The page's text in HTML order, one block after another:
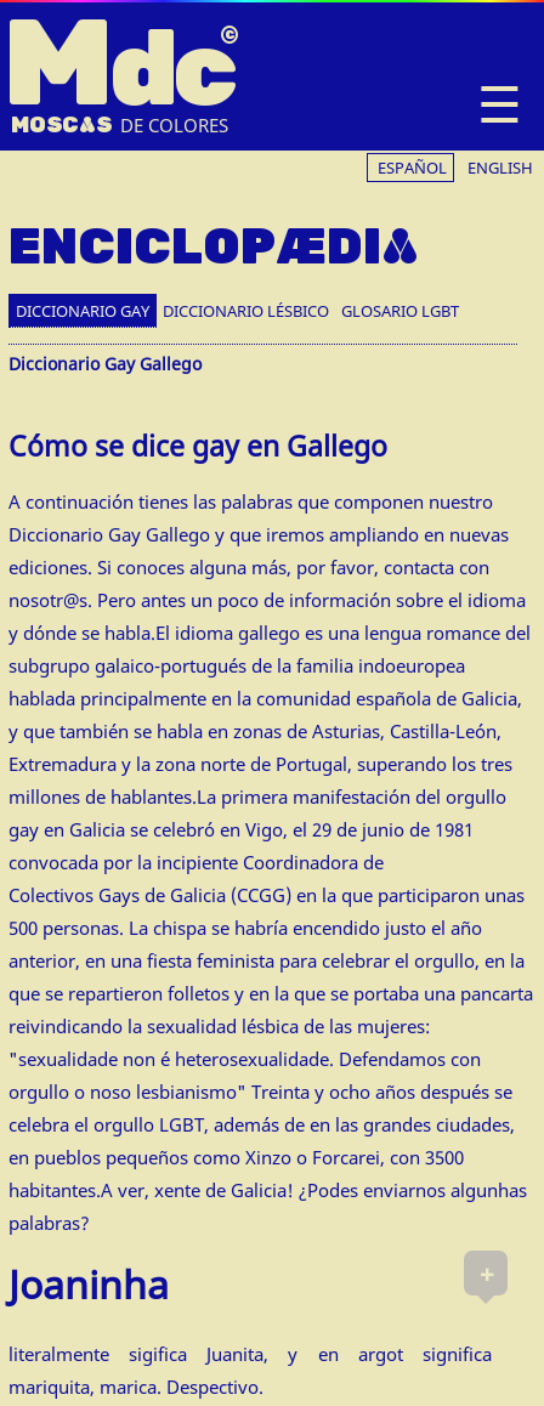
☰
Mdc
MOSCAS DE COLORES
ESPAÑOL ENGLISH
ENCICLOPÆDIA
DICCIONARIO GAY DICCIONARIO LÉSBICO GLOSARIO LGBT
Diccionario Gay Gallego
Cómo se dice gay en Gallego
A continuación tienes las palabras que componen nuestro
Diccionario Gay Gallego y que iremos ampliando en nuevas
ediciones. Si conoces alguna más, por favor, contacta con
nosotr@s. Pero antes un poco de información sobre el idioma
y dónde se habla.El idioma gallego es una lengua romance del
subgrupo galaico-portugués de la familia indoeuropea
hablada principalmente en la comunidad española de Galicia,
y que también se habla en zonas de Asturias, Castilla-León,
Extremadura y la zona norte de Portugal, superando los tres
millones de hablantes.La primera manifestación del orgullo
gay en Galicia se celebró en Vigo, el 29 de junio de 1981
convocada por la incipiente Coordinadora de
Colectivos Gays de Galicia (CCGG) en la que participaron unas
500 personas. La chispa se habría encendido justo el año
anterior, en una fiesta feminista para celebrar el orgullo, en la
que se repartieron folletos y en la que se portaba una pancarta
reivindicando la sexualidad lésbica de las mujeres:
"sexualidade non é heterosexualidade. Defendamos con
orgullo o noso lesbianismo" Treinta y ocho años después se
celebra el orgullo LGBT, además de en las grandes ciudades,
en pueblos pequeños como Xinzo o Forcarei, con 3500
habitantes.A ver, xente de Galicia! ¿Podes enviarnos algunhas
palabras?
+
Joaninha
literalmente sigifica Juanita, y en argot significa
mariquita, marica. Despectivo.